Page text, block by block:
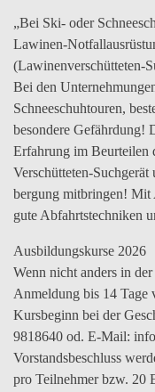
„Bei Ski- oder
Lawinen-
(Lawinenverschütteten-
Bei den
Schneeschuhtouren,
besondere Gefährdung!
Erfahrung im Beurteilen
Verschütteten-
bergung mitbringen! Mit
gute Abfahrtstechniken
Ausbildungskurse 2026
Wenn nicht anders in
Anmeldung bis 14 Tage
Kursbeginn bei der
9818640 od. E-Mail:
Vorstandsbeschluss
pro Teilnehmer bzw. 20